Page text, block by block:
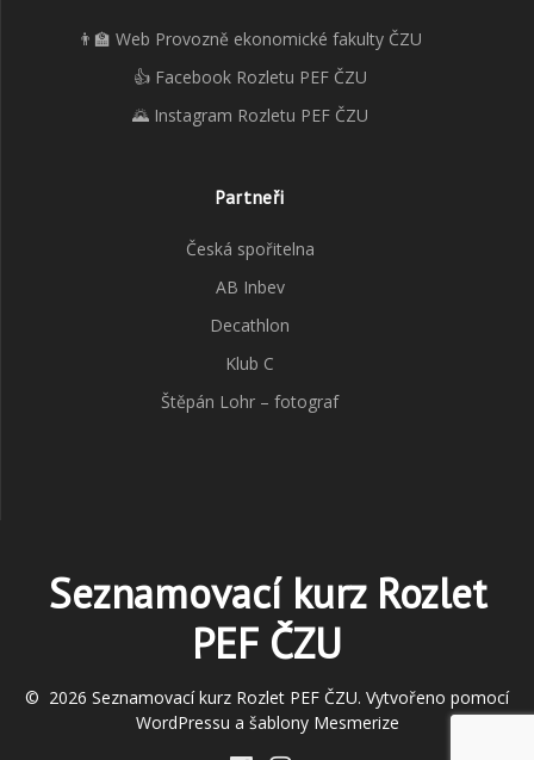
👨‍🏫 Web Provozně ekonomické fakulty ČZU
👍 Facebook Rozletu PEF ČZU
🌄 Instagram Rozletu PEF ČZU
Partneři
Česká spořitelna
AB Inbev
Decathlon
Klub C
Štěpán Lohr – fotograf
Seznamovací kurz Rozlet
PEF ČZU
© 2026 Seznamovací kurz Rozlet PEF ČZU. Vytvořeno pomocí
WordPressu a šablony Mesmerize